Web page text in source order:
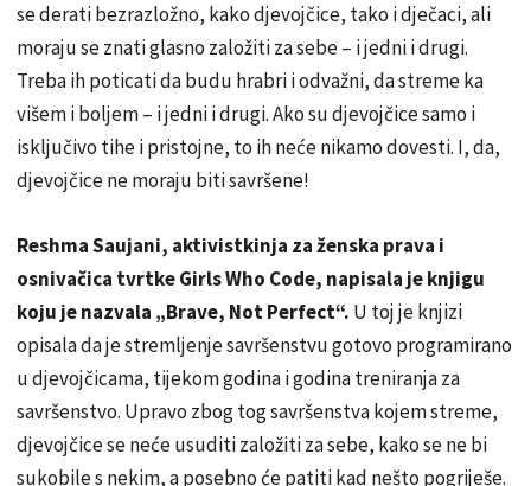
se derati bezrazložno, kako djevojčice, tako i dječaci, ali
moraju se znati glasno založiti za sebe – i jedni i drugi.
Treba ih poticati da budu hrabri i odvažni, da streme ka
višem i boljem – i jedni i drugi. Ako su djevojčice samo i
isključivo tihe i pristojne, to ih neće nikamo dovesti. I, da,
djevojčice ne moraju biti savršene!
Reshma Saujani, aktivistkinja za ženska prava i
osnivačica tvrtke Girls Who Code, napisala je knjigu
koju je nazvala „Brave, Not Perfect“. U toj je knjizi
opisala da je stremljenje savršenstvu gotovo programirano
u djevojčicama, tijekom godina i godina treniranja za
savršenstvo. Upravo zbog tog savršenstva kojem streme,
djevojčice se neće usuditi založiti za sebe, kako se ne bi
sukobile s nekim, a posebno će patiti kad nešto pogriješe.